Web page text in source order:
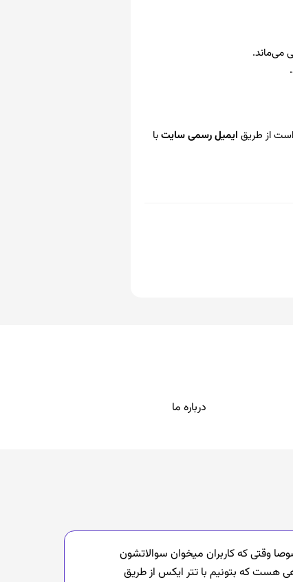
می‌ماند.
است از طریق ایمیل رسمی سایتبا
درباره ما
وقتی که کاربران میخوان سوالاتشون
هست که بتونیم با تتر ایکس از طریق